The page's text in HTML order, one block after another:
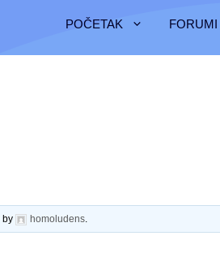
POČETAK FORUMI
by homoludens